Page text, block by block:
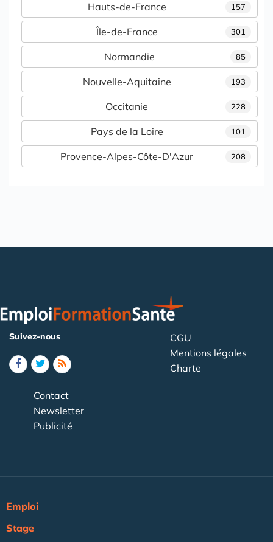
157
Hauts-de-France
301
Île-de-France
85
Normandie
193
Nouvelle-Aquitaine
228
Occitanie
101
Pays de la Loire
208
Provence-Alpes-Côte-D'Azur
Suivez-nous
CGU
Mentions légales
Charte
Contact
Newsletter
Publicité
Emploi
Stage